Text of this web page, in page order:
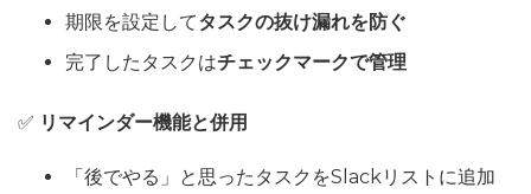
期限を設定してタスクの抜け漏れを防ぐ
完了したタスクはチェックマークで管理
✅ リマインダー機能と併用
「後でやる」と思ったタスクをSlackリストに追加